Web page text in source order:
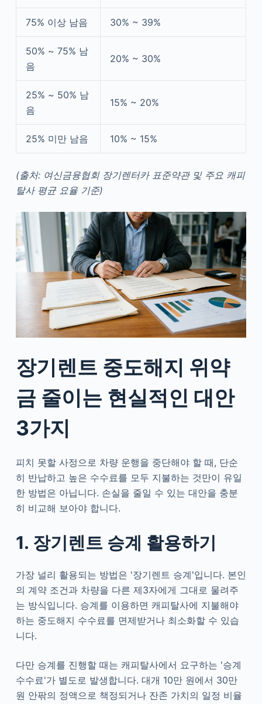
75% 이상 남음 30% ~ 39%
50% ~ 75% 남
음
20% ~ 30%
25% ~ 50% 남
음
15% ~ 20%
25% 미만 남음 10% ~ 15%
(출처: 여신금융협회 장기렌터카 표준약관 및 주요 캐피
탈사 평균 요율 기준)
장기렌트 중도해지 위약
금 줄이는 현실적인 대안
3가지
피치 못할 사정으로 차량 운행을 중단해야 할 때, 단순
히 반납하고 높은 수수료를 모두 지불하는 것만이 유일
한 방법은 아닙니다. 손실을 줄일 수 있는 대안을 충분
히 비교해 보아야 합니다.
1. 장기렌트 승계 활용하기
가장 널리 활용되는 방법은 '장기렌트 승계'입니다. 본인
의 계약 조건과 차량을 다른 제3자에게 그대로 물려주
는 방식입니다. 승계를 이용하면 캐피탈사에 지불해야
하는 중도해지 수수료를 면제받거나 최소화할 수 있습
니다.
다만 승계를 진행할 때는 캐피탈사에서 요구하는 '승계
수수료'가 별도로 발생합니다. 대개 10만 원에서 30만
원 안팎의 정액으로 책정되거나 잔존 가치의 일정 비율